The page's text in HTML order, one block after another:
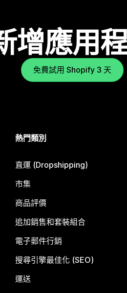
增應用
免費試用 Shopify 3 天
熱門類別
直運 (Dropshipping)
市集
商品評價
追加銷售和套裝組合
電子郵件行銷
搜尋引擎最佳化 (SEO)
運送